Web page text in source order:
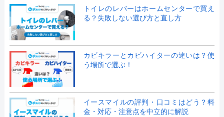
トイレのレバーはホームセンターで買え
る？失敗しない選び方と直し方
カビキラーとカビハイターの違いは？使
う場所で選ぶ！
イースマイルの評判・口コミはどう？料
金・対応・注意点を中立的に解説